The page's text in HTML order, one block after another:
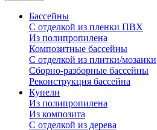
Бассейны
С отделкой из пленки ПВХ
Из полипропилена
Композитные бассейны
С отделкой из плитки/мозаики
Сборно-разборные бассейны
Реконструкция бассейна
Купели
Из полипропилена
Из композита
С отделкой из дерева